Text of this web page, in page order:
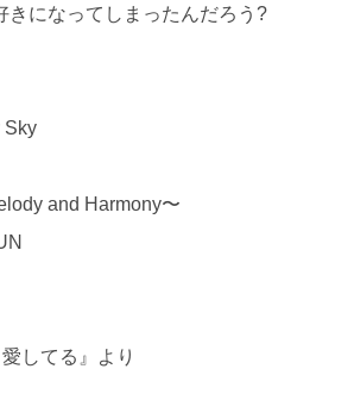
きになってしまったんだろう?
Sky
and Harmony〜
してる』より